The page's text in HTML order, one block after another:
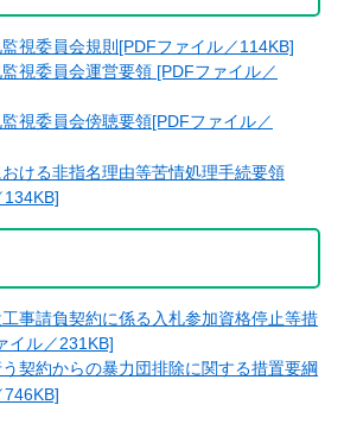
視委員会規則[PDFファイル／114KB]
視委員会運営要領 [PDFファイル／
視委員会傍聴要領[PDFファイル／
ける非指名理由等苦情処理手続要領
134KB]
事請負契約に係る入札参加資格停止等措
イル／231KB]
契約からの暴力団排除に関する措置要綱
746KB]